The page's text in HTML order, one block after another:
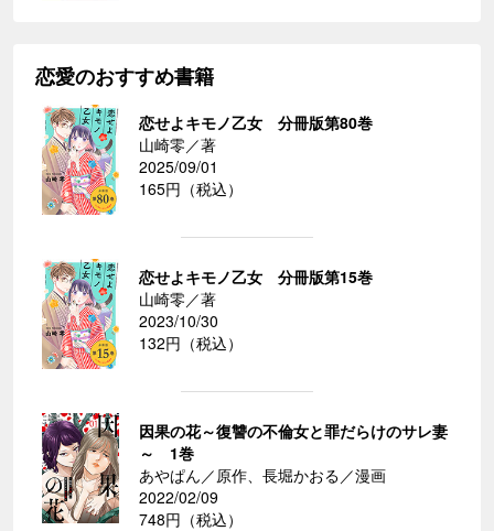
恋愛のおすすめ書籍
恋せよキモノ乙女 分冊版第80巻
山崎零／著
2025/09/01
165円（税込）
恋せよキモノ乙女 分冊版第15巻
山崎零／著
2023/10/30
132円（税込）
因果の花～復讐の不倫女と罪だらけのサレ妻
～ 1巻
あやぱん／原作、長堀かおる／漫画
2022/02/09
748円（税込）